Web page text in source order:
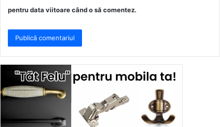
pentru data viitoare când o să comentez.